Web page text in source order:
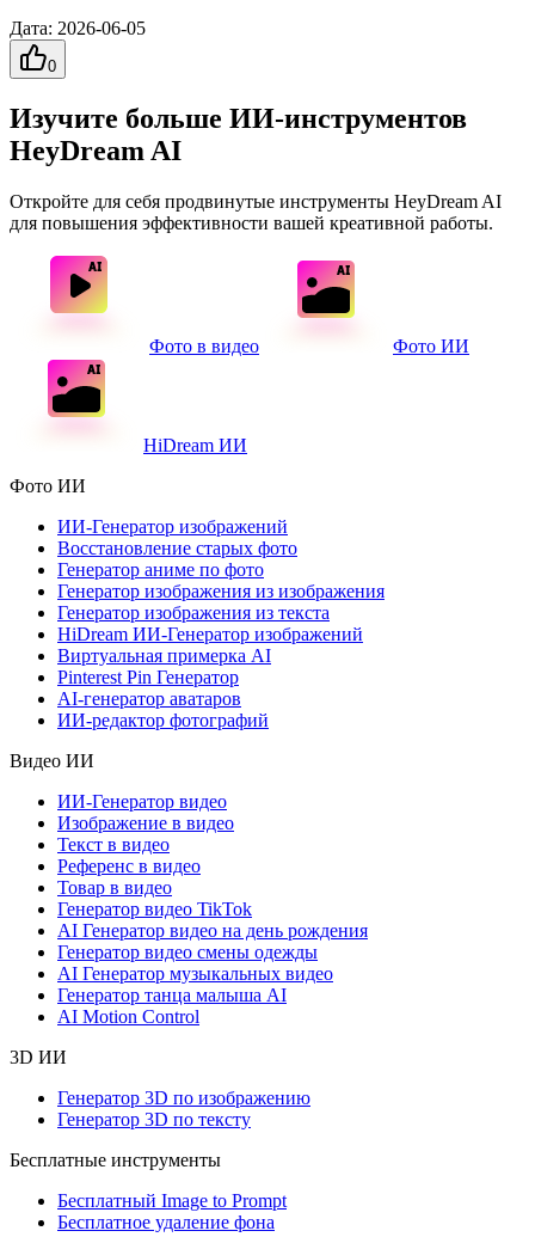
Дата: 2026-06-05
0
Изучите больше ИИ-инструментов
HeyDream AI
Откройте для себя продвинутые инструменты HeyDream AI
для повышения эффективности вашей креативной работы.
Фото в видео Фото ИИ
HiDream ИИ
Фото ИИ
ИИ-Генератор изображений
Восстановление старых фото
Генератор аниме по фото
Генератор изображения из изображения
Генератор изображения из текста
HiDream ИИ-Генератор изображений
Виртуальная примерка AI
Pinterest Pin Генератор
AI-генератор аватаров
ИИ-редактор фотографий
Видео ИИ
ИИ-Генератор видео
Изображение в видео
Текст в видео
Референс в видео
Товар в видео
Генератор видео TikTok
AI Генератор видео на день рождения
Генератор видео смены одежды
AI Генератор музыкальных видео
Генератор танца малыша AI
AI Motion Control
3D ИИ
Генератор 3D по изображению
Генератор 3D по тексту
Бесплатные инструменты
Бесплатный Image to Prompt
Бесплатное удаление фона